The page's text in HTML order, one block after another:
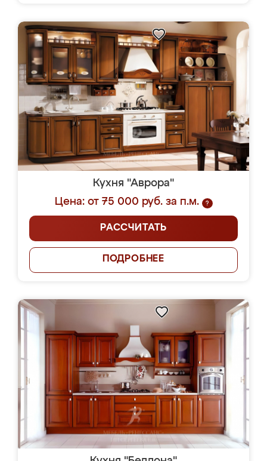
Кухня "Аврора"
Цена: от 75 000 руб. за п.м.
?
РАССЧИТАТЬ
ПОДРОБНЕЕ